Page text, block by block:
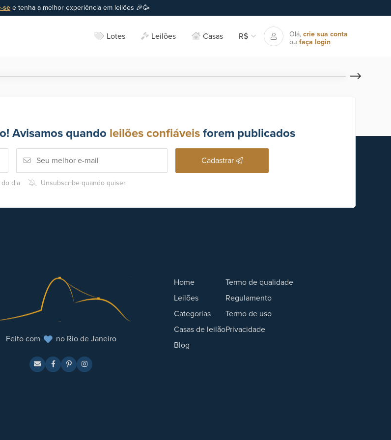
se e tenha a melhor experiência em leilões 🎉🥳
Lotes Leilões Casas R$ Olá, crie sua conta
ou faça login
Avisamos quando leilões confiáveis forem publicados
Cadastrar
do dia Unsubscribe quando quiser
Feito com no Rio de Janeiro
Home
Leilões
Categorias
Casas de leilão
Blog
Termo de qualidade
Regulamento
Termo de uso
Privacidade